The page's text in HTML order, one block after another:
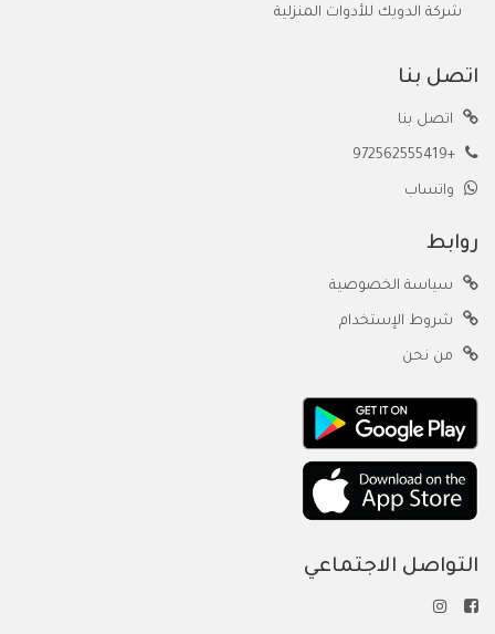
شركة الدويك للأدوات المنزلية
اتصل بنا
اتصل بنا
+972562555419
واتساب
روابط
سياسة الخصوصية
شروط الإستخدام
من نحن
التواصل الاجتماعي